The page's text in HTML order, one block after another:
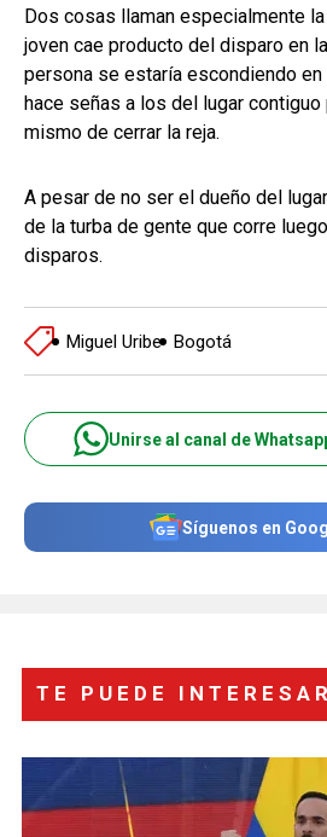
Dos cosas llaman especialmente
joven cae producto del disparo en
persona se estaría escondiendo
hace señas a los del lugar contiguo
mismo de cerrar la reja.
A pesar de no ser el dueño del
de la turba de gente que corre
disparos.
Miguel Uribe Bogotá
Unirse al canal de
Síguenos en
TE PUEDE INTERESAR